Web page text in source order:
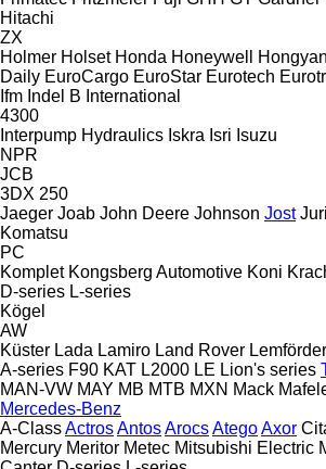
Hitachi
ZX
Holmer Holset Honda Honeywell Hongyan
Daily EuroCargo EuroStar Eurotech
Ifm Indel B International
4300
Interpump Hydraulics Iskra Isri Isuzu
NPR
JCB
3DX 250
Jaeger Joab John Deere Johnson Jost
Komatsu
PC
Komplet Kongsberg Automotive Koni
D-series L-series
Kögel
AW
Küster Lada Lamiro Land Rover Lemförder
A-series F90 KAT L2000 LE Lion's series
MAN-VW MAY MB MTB MXN Mack
Mercedes-Benz
A-ClassActrosAntosArocsAtegoAxor
Mercury Meritor Metec Mitsubishi Electric